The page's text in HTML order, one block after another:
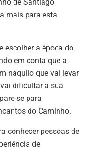
de Santiago
mais para esta
escolher a época do
em conta que a
naquilo que vai levar
dificultar a sua
se para
do Caminho.
conhecer pessoas de
de